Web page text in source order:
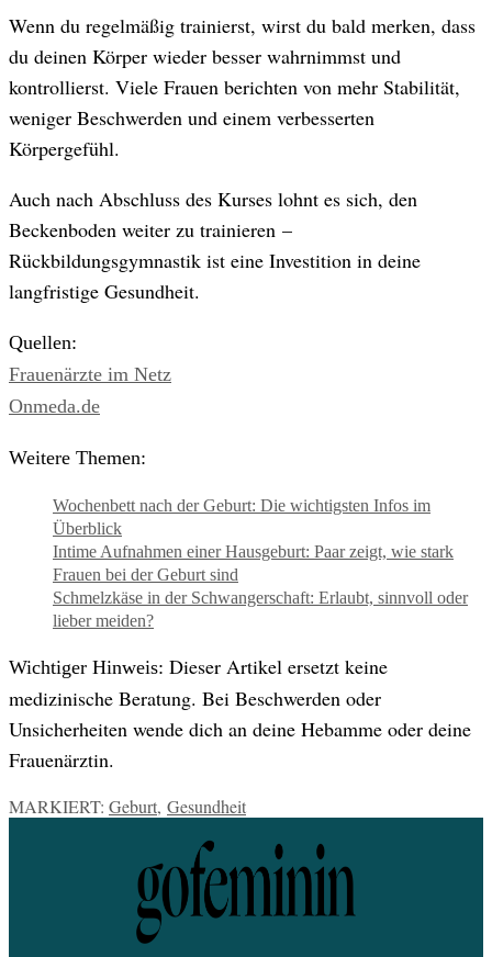
Wenn du regelmäßig trainierst, wirst du bald merken, dass
du deinen Körper wieder besser wahrnimmst und
kontrollierst. Viele Frauen berichten von mehr Stabilität,
weniger Beschwerden und einem verbesserten
Körpergefühl.
Auch nach Abschluss des Kurses lohnt es sich, den
Beckenboden weiter zu trainieren –
Rückbildungsgymnastik ist eine Investition in deine
langfristige Gesundheit.
Quellen:
Frauenärzte im Netz
Onmeda.de
Weitere Themen:
Wochenbett nach der Geburt: Die wichtigsten Infos im
Überblick
Intime Aufnahmen einer Hausgeburt: Paar zeigt, wie stark
Frauen bei der Geburt sind
Schmelzkäse in der Schwangerschaft: Erlaubt, sinnvoll oder
lieber meiden?
Wichtiger Hinweis: Dieser Artikel ersetzt keine
medizinische Beratung. Bei Beschwerden oder
Unsicherheiten wende dich an deine Hebamme oder deine
Frauenärztin.
MARKIERT: Geburt, Gesundheit